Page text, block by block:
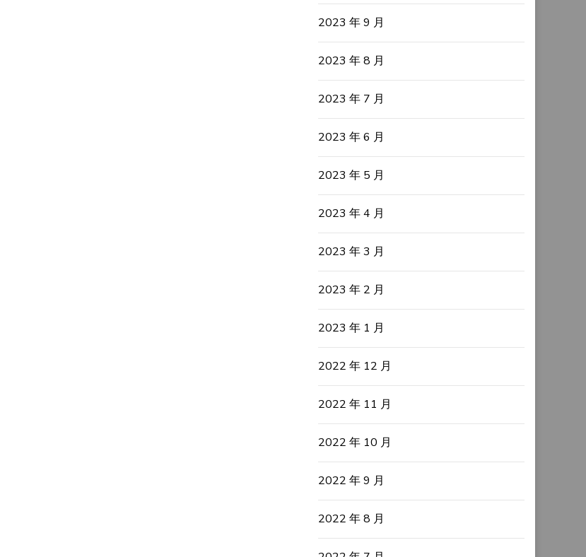
2023 年 9 月
2023 年 8 月
2023 年 7 月
2023 年 6 月
2023 年 5 月
2023 年 4 月
2023 年 3 月
2023 年 2 月
2023 年 1 月
2022 年 12 月
2022 年 11 月
2022 年 10 月
2022 年 9 月
2022 年 8 月